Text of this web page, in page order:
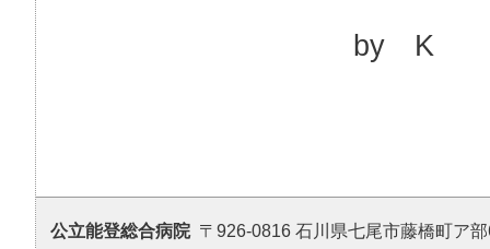
by K
公立能登総合病院〒926-0816 石川県七尾市藤橋町ア